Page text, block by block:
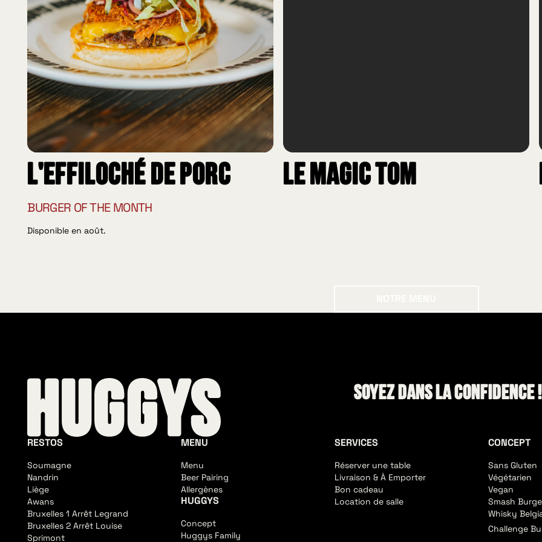
L'effiloché de porc
BURGER OF THE MONTH
Disponible en août.
Le Magic Tom
Soyez dans la confidence
RESTOS
Soumagne
Nandrin
Liège
Awans
Bruxelles 1 Arrêt Legrand
Bruxelles 2 Arrêt Louise
Sprimont
MENU
Menu
Beer Pairing
Allergènes
HUGGYS
Concept
Huggys Family
SERVICES
Réserver une table
Livraison & À Emporter
Bon cadeau
Location de salle
CONCEPT
Sans Gluten
Végétarien
Vegan
Smash
Whisky
Challenge